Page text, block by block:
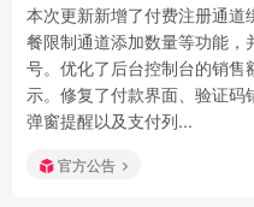
本次更新新增了付费注册通
餐限制通道添加数量等功能
号。优化了后台控制台的销
示。修复了付款界面、验证
弹窗提醒以及支付列...
官方公告